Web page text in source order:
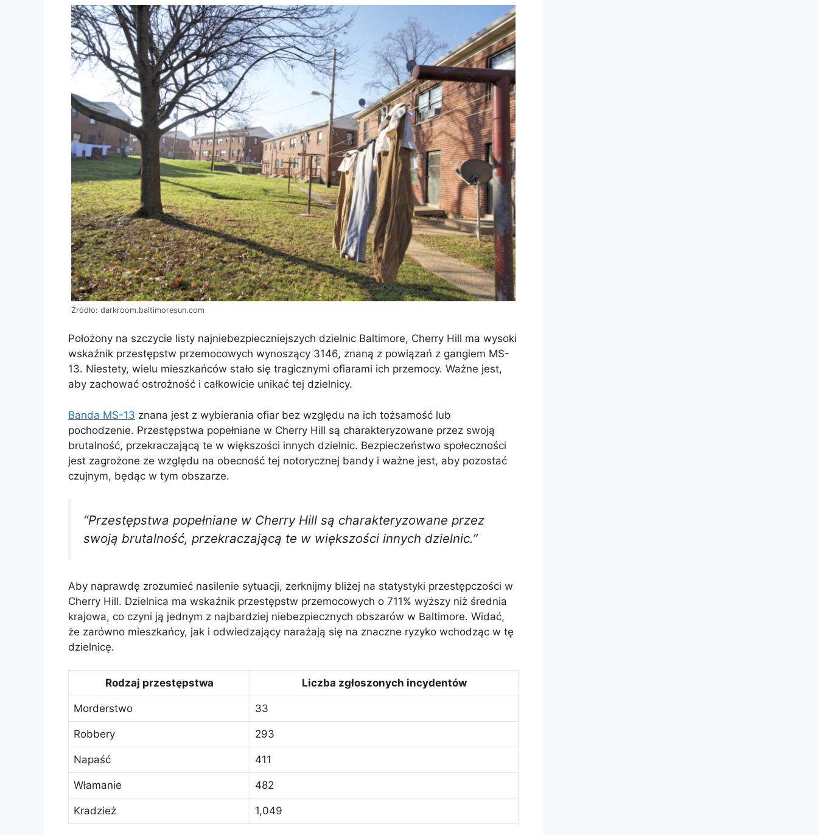
Źródło: darkroom.baltimoresun.com
Położony na szczycie listy najniebezpieczniejszych dzielnic Baltimore, Cherry Hill ma wysoki
wskaźnik przestępstw przemocowych wynoszący 3146, znaną z powiązań z gangiem MS-
13. Niestety, wielu mieszkańców stało się tragicznymi ofiarami ich przemocy. Ważne jest,
aby zachować ostrożność i całkowicie unikać tej dzielnicy.
Banda MS-13 znana jest z wybierania ofiar bez względu na ich tożsamość lub
pochodzenie. Przestępstwa popełniane w Cherry Hill są charakteryzowane przez swoją
brutalność, przekraczającą te w większości innych dzielnic. Bezpieczeństwo społeczności
jest zagrożone ze względu na obecność tej notorycznej bandy i ważne jest, aby pozostać
czujnym, będąc w tym obszarze.
“Przestępstwa popełniane w Cherry Hill są charakteryzowane przez
swoją brutalność, przekraczającą te w większości innych dzielnic.”
Aby naprawdę zrozumieć nasilenie sytuacji, zerknijmy bliżej na statystyki przestępczości w
Cherry Hill. Dzielnica ma wskaźnik przestępstw przemocowych o 711% wyższy niż średnia
krajowa, co czyni ją jednym z najbardziej niebezpiecznych obszarów w Baltimore. Widać,
że zarówno mieszkańcy, jak i odwiedzający narażają się na znaczne ryzyko wchodząc w tę
dzielnicę.
Rodzaj przestępstwa Liczba zgłoszonych incydentów
Morderstwo 33
Robbery 293
Napaść 411
Włamanie 482
Kradzież 1,049